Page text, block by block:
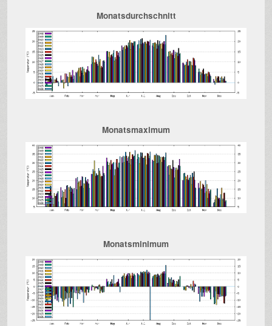
Monatsdurchschnitt
Monatsmaximum
Monatsminimum